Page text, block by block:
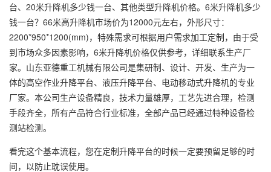
台、20米升降机多少钱一台、其他类型升降机价格。6米升降机多少
钱一台？66米高升降机市场价为12000元左右，外形尺寸：
2200*950*1200(mm)，特殊需求可根据用户需求加工定制，由于受
到市场众多因素影响，6米升降机价格仅供参考，详细联系生产厂
家。山东亚德重工机械有限公司是集研制、设计、开发、生产为一
体的高空作业升降平台、液压升降平台、电动移动式升降机的专业
厂家。本公司生产设备精良，技术力量雄厚，工艺先进合理，检测
手段齐全，所有产品符合行业标准，全部产品已经通过特种设备检
测站检测。
看完这个基本流程，您在定制升降平台的时候一定要预留足够的时
间，以防止耽误使用。